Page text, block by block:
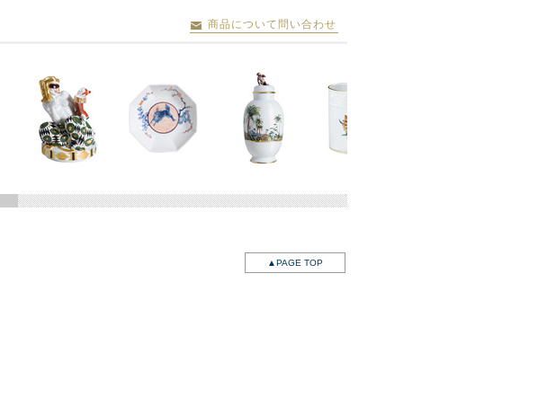
商品について問い合わせ
▲PAGE TOP